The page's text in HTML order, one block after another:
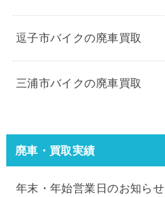
逗子市バイクの廃車買取
三浦市バイクの廃車買取
廃車・買取実績
年末・年始営業日のお知らせ